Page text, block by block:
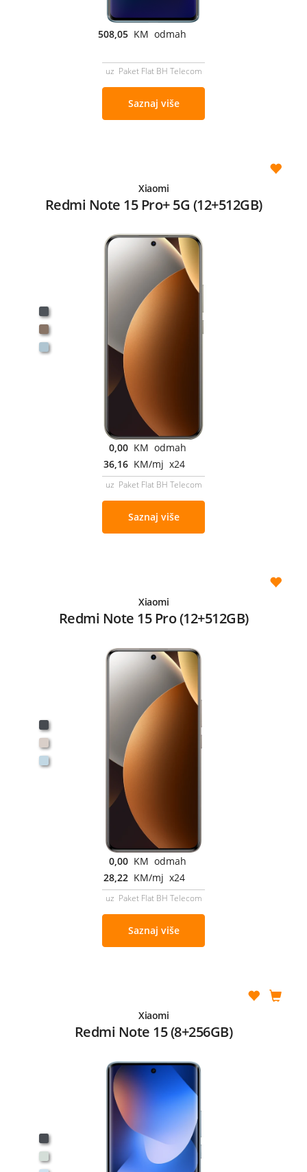
508,05 KM odmah
uz Paket Flat BH Telecom
Saznaj više
Xiaomi
Redmi Note 15 Pro+ 5G (12+512GB)
0,00 KM odmah
36,16 KM/mj x24
uz Paket Flat BH Telecom
Saznaj više
Xiaomi
Redmi Note 15 Pro (12+512GB)
0,00 KM odmah
28,22 KM/mj x24
uz Paket Flat BH Telecom
Saznaj više
Xiaomi
Redmi Note 15 (8+256GB)